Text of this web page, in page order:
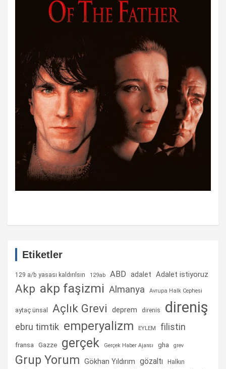
Etiketler
129 a/b yasası kaldırılsın 129ab ABD adalet Adalet istiyoruz
Akp akp faşizmi Almanya Avrupa Halk Cephesi
aytaç ünsal Açlık Grevi deprem direnis direniş
ebru timtik emperyalizm EYLEM filistin
fransa Gazze gerçek Gerçek Haber Ajansı gha grev
Grup Yorum Gökhan Yıldırım gözaltı
Halkın